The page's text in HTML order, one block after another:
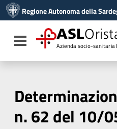
Vai al menu di navigazione
Vai al footer
Regione Autonoma della
Toggle navigation
ASL
Azienda socio-sanitaria
n. 62 del 10/